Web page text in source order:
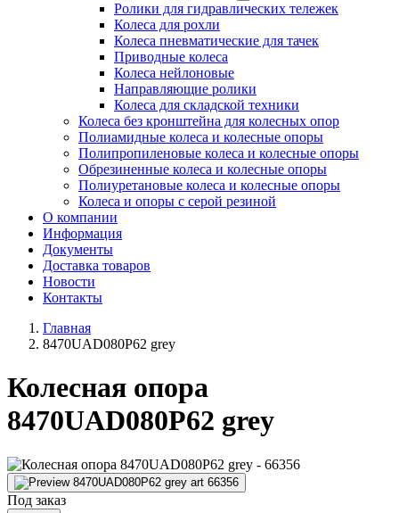
Ролики для гидравлических тележек
Колеса для рохли
Колеса пневматические для тачек
Приводные колеса
Колеса нейлоновые
Направляющие ролики
Колеса для складской техники
Колеса без кронштейна для колесных опор
Полиамидные колеса и колесные опоры
Полипропиленовые колеса и колесные опоры
Обрезиненные колеса и колесные опоры
Полиуретановые колеса и колесные опоры
Колеса и опоры с серой резиной
О компании
Информация
Документы
Доставка товаров
Новости
Контакты
Главная
8470UAD080P62 grey
Колесная опора
8470UAD080P62 grey
Под заказ